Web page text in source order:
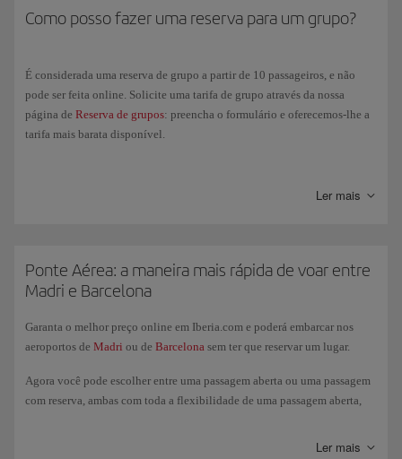
Como posso fazer uma reserva para um grupo?
É considerada uma reserva de grupo a partir de 10 passageiros, e não
pode ser feita online. Solicite uma tarifa de grupo através da nossa
página de Reserva de grupos: preencha o formulário e oferecemos-lhe a
tarifa mais barata disponível.
Ler mais
Ponte Aérea: a maneira mais rápida de voar entre
Madri e Barcelona
Garanta o melhor preço online em Iberia.com e poderá embarcar nos
aeroportos de Madri ou de Barcelona sem ter que reservar um lugar.
Agora você pode escolher entre uma passagem aberta ou uma passagem
com reserva, ambas com toda a flexibilidade de uma passagem aberta,
No caso de uma passagem com reserva, você poderá garantir o seu lugar
Ler mais